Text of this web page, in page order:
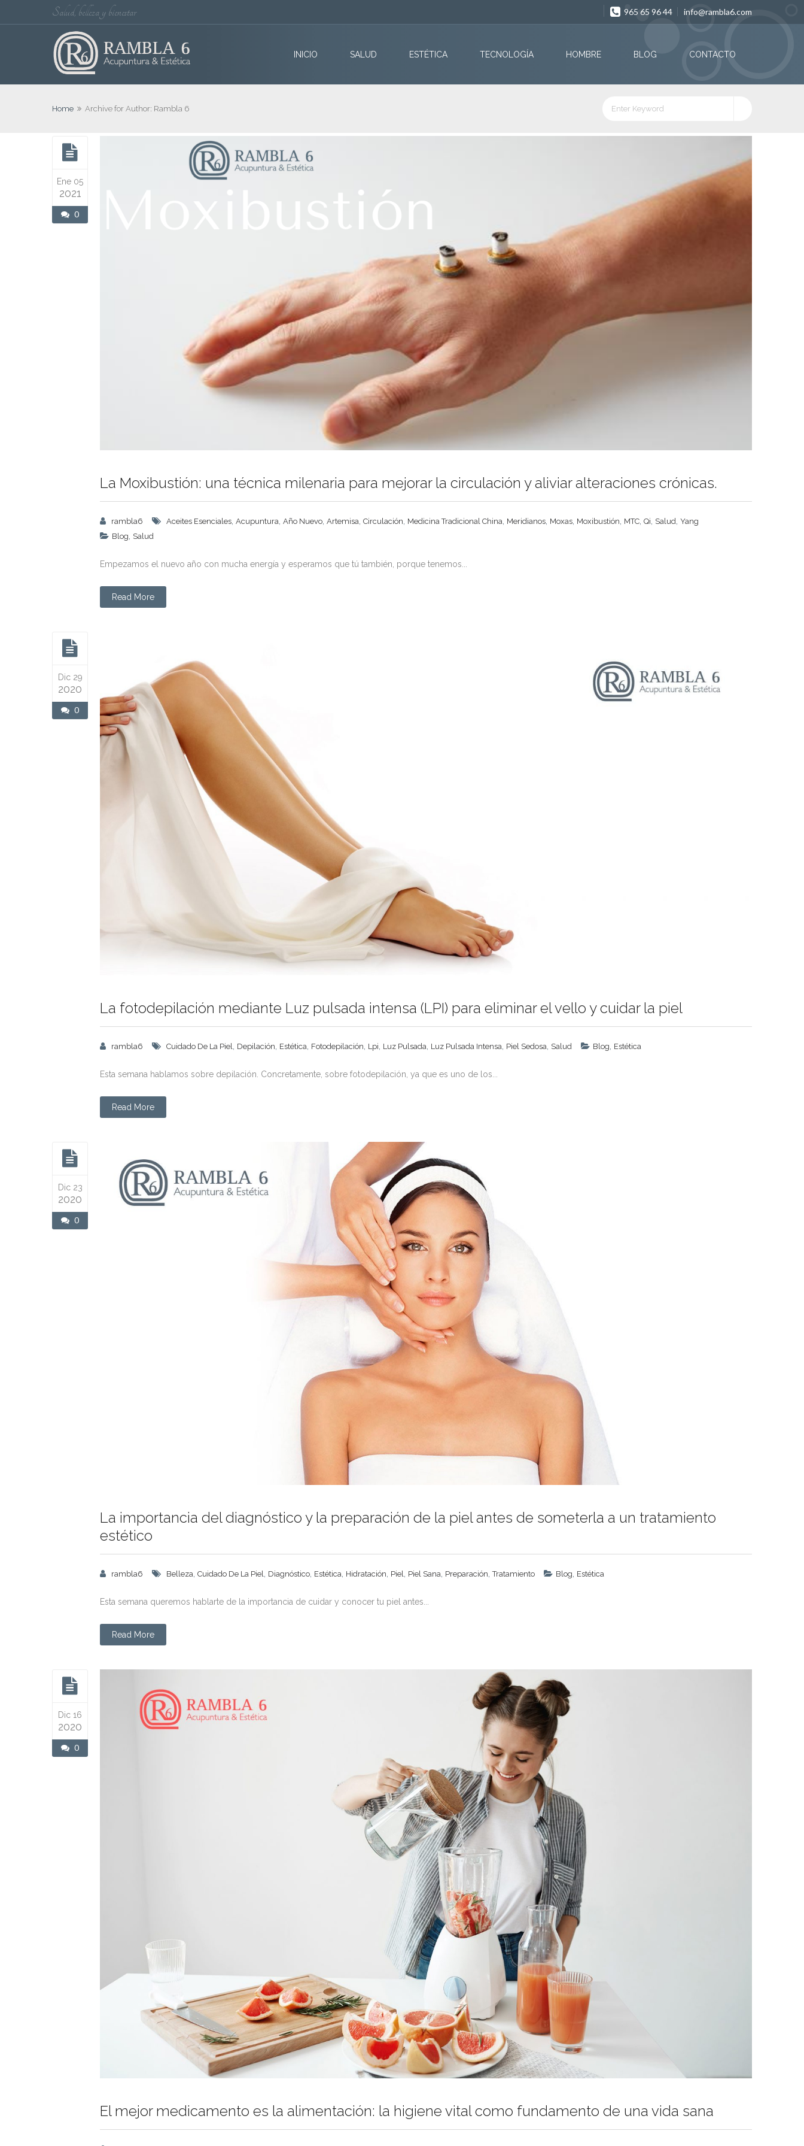
Salud, belleza y bienestar 965 65 96 44 info@rambla6.com
INICIO SALUD ESTÉTICA TECNOLOGÍA HOMBRE BLOG CONTACTO
Home Archive for Author: Rambla 6
Ene 05
2021
0
La Moxibustión: una técnica milenaria para mejorar la circulación y aliviar alteraciones crónicas.
rambla6 Aceites Esenciales Acupuntura Año Nuevo Artemisa Circulación Medicina Tradicional China Meridianos Moxas Moxibustión MTC Qi Salud Yang
Blog Salud
Empezamos el nuevo año con mucha energía y esperamos que tú también, porque tenemos...
Read More
Dic 29
2020
0
La fotodepilación mediante Luz pulsada intensa (LPI) para eliminar el vello y cuidar la piel
rambla6 Cuidado De La Piel Depilación Estética Fotodepilación Lpi Luz Pulsada Luz Pulsada Intensa Piel Sedosa Salud Blog Estética
Esta semana hablamos sobre depilación. Concretamente, sobre fotodepilación, ya que es uno de los...
Read More
Dic 23
2020
0
La importancia del diagnóstico y la preparación de la piel antes de someterla a un tratamiento
estético
rambla6 Belleza, Cuidado De La Piel, Diagnóstico, Estética, Hidratación, Piel, Piel Sana, Preparación,Tratamiento Blog, Estética
Esta semana queremos hablarte de la importancia de cuidar y conocer tu piel antes...
Read More
Dic 16
2020
0
El mejor medicamento es la alimentación: la higiene vital como fundamento de una vida sana